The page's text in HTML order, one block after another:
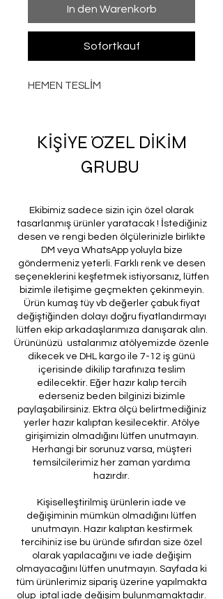
In den Warenkorb
Sofortkauf
HEMEN TESLİM
KİŞİYE ÖZEL DİKİM
GRUBU
Ekibimiz sadece sizin için özel olarak
tasarlanmış ürünler yaratacak ! İstediğiniz
desen ve rengi beden ölçülerinizle birlikte
DM veya WhatsApp yoluyla bize
göndermeniz yeterli. Farklı renk ve desen
seçeneklerini keşfetmek istiyorsanız, lütfen
bizimle iletişime geçmekten çekinmeyin.
Ürün kumaş tüy vb değerler çabuk fiyat
değiştiğinden dolayı doğru fiyatlandırmayı
lütfen ekip arkadaşlarımıza danışarak alın.
Ürününüzü ustalarımız atölyemizde özenle
dikecek ve DHL kargo ile 7-12 iş günü
içerisinde dikilip tarafınıza teslim
edilecektir. Eğer hazır kalıp tercih
ederseniz beden bilginizi bizimle
paylaşabilirsiniz. Ektra ölçü belirtmediğiniz
yerler hazır kalıptan kesilecektir. Atölye
girişimizin olmadığını lütfen unutmayın.
Herhangi bir sorunuz varsa, müşteri
temsilcilerimiz her zaman yardıma
hazırdır.
Kişiselleştirilmiş ürünlerin iade ve
değişiminin mümkün olmadığını lütfen
unutmayın. Hazır kalıptan kestirmek
tercihiniz ise bu üründe sıfırdan size özel
olarak yapılacağını ve iade değişim
olmayacağını lütfen unutmayın. Sayfada ki
tüm ürünlerimiz sipariş üzerine yapılmakta
olup iptal iade değişim bulunmamaktadır.